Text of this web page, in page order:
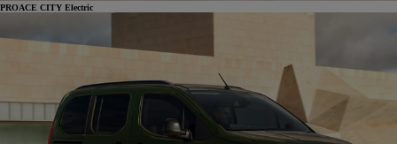
PROACE CITY Electric